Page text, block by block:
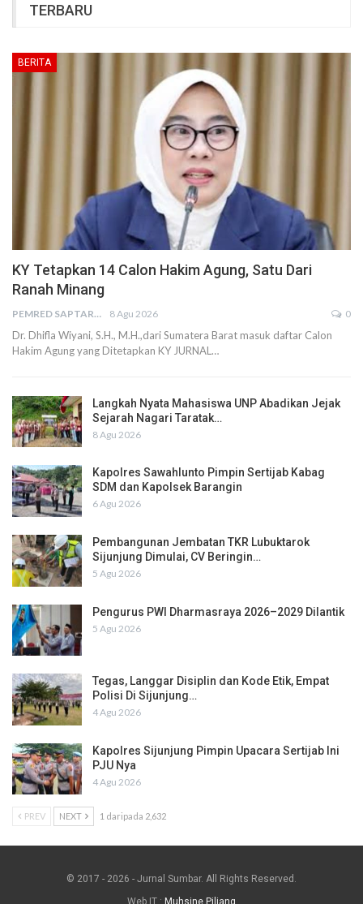
TERBARU
BERITA
KY Tetapkan 14 Calon Hakim Agung, Satu Dari
Ranah Minang
PEMRED SAPTARIUS 8 Agu 2026 0
Dr. Dhifla Wiyani, S.H., M.H.,dari Sumatera Barat masuk daftar Calon
Hakim Agung yang Ditetapkan KY JURNAL…
Langkah Nyata Mahasiswa UNP Abadikan Jejak
Sejarah Nagari Taratak…
8 Agu 2026
Kapolres Sawahlunto Pimpin Sertijab Kabag
SDM dan Kapolsek Barangin
6 Agu 2026
Pembangunan Jembatan TKR Lubuktarok
Sijunjung Dimulai, CV Beringin…
5 Agu 2026
Pengurus PWI Dharmasraya 2026–2029 Dilantik
5 Agu 2026
Tegas, Langgar Disiplin dan Kode Etik, Empat
Polisi Di Sijunjung…
4 Agu 2026
Kapolres Sijunjung Pimpin Upacara Sertijab Ini
PJU Nya
4 Agu 2026
PREV NEXT 1 daripada 2,632
© 2017 - 2026 - Jurnal Sumbar. All Rights Reserved.